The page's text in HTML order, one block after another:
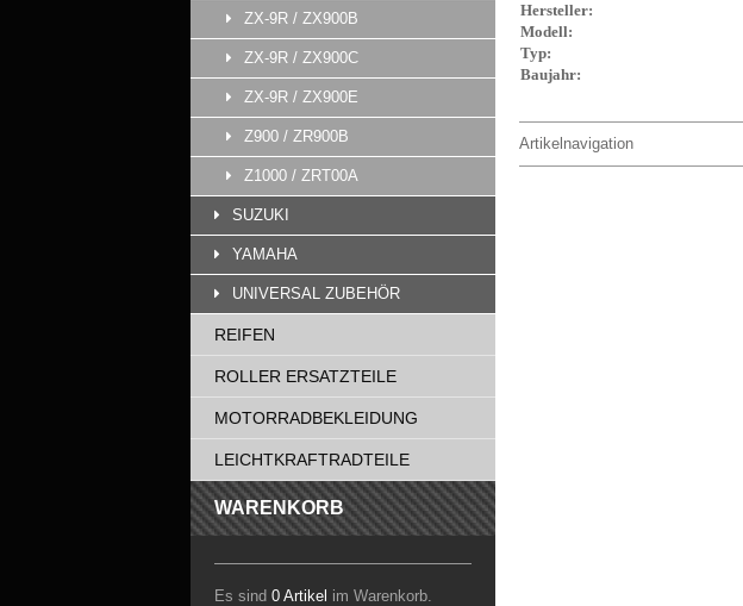
ZX-9R / ZX900B
ZX-9R / ZX900C
ZX-9R / ZX900E
Z900 / ZR900B
Z1000 / ZRT00A
SUZUKI
YAMAHA
UNIVERSAL ZUBEHÖR
REIFEN
ROLLER ERSATZTEILE
MOTORRADBEKLEIDUNG
LEICHTKRAFTRADTEILE
WARENKORB
Es sind 0 Artikel im Warenkorb.
Hersteller:
Modell:
Typ:
Baujahr:
Artikelnavigation